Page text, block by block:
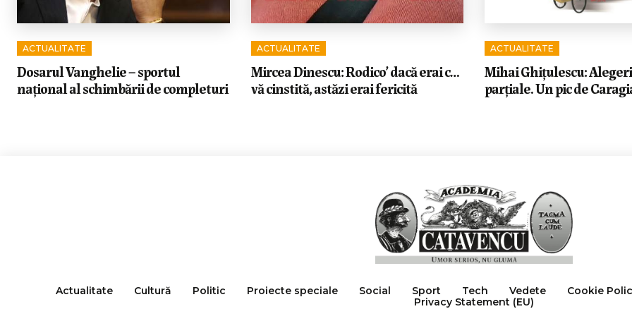
ACTUALITATE
Dosarul Vanghelie – sportul
național al schimbării de completuri
ACTUALITATE
Mircea Dinescu: Rodico’ dacă erai c…
vă cinstită, astăzi erai fericită
ACTUALITATE
Mihai Ghițulescu:
parțiale. Un pic de
Actualitate Cultură Politic Proiecte speciale Social Sport Tech Vedete Cookie
Privacy Statement (EU)